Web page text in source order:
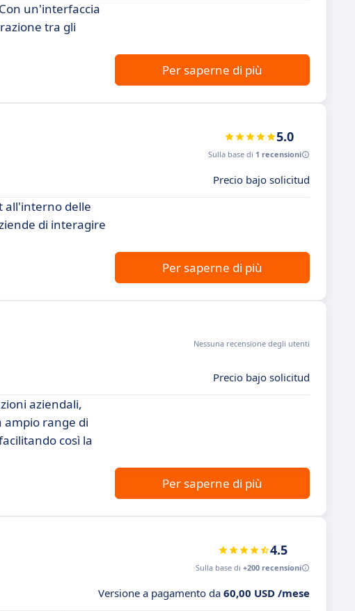
un'interfaccia
tra gli
Per saperne di più
5.0
Sulla base di 1 recensioni
Precio bajo solicitud
all'interno delle
di interagire
Per saperne di più
Nessuna recensione degli utenti
Precio bajo solicitud
aziendali,
range di
così la
Per saperne di più
4.5
Sulla base di +200 recensioni
Versione a pagamento da 60,00 USD /mese